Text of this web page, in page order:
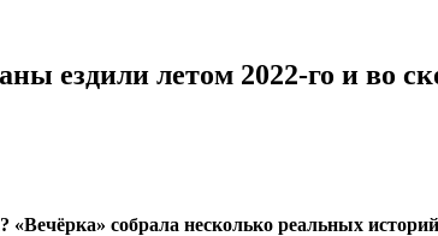
ездили летом 2022-го и во
собрала несколько реальных